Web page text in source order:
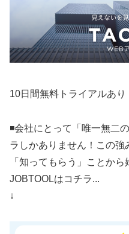
10日間無料トライアルあり
◾️会社にとって「唯一無二
ラしかありません！この強
「知ってもらう」ことか
JOBTOOLはコチラ...
↓